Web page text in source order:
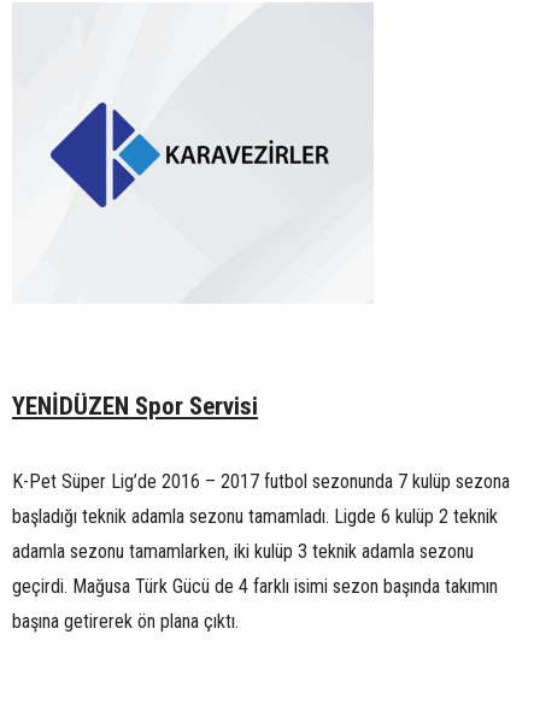
YENİDÜZEN Spor Servisi
K-Pet Süper Lig’de 2016 – 2017 futbol sezonunda 7 kulüp sezona
başladığı teknik adamla sezonu tamamladı. Ligde 6 kulüp 2 teknik
adamla sezonu tamamlarken, iki kulüp 3 teknik adamla sezonu
geçirdi. Mağusa Türk Gücü de 4 farklı isimi sezon başında takımın
başına getirerek ön plana çıktı.